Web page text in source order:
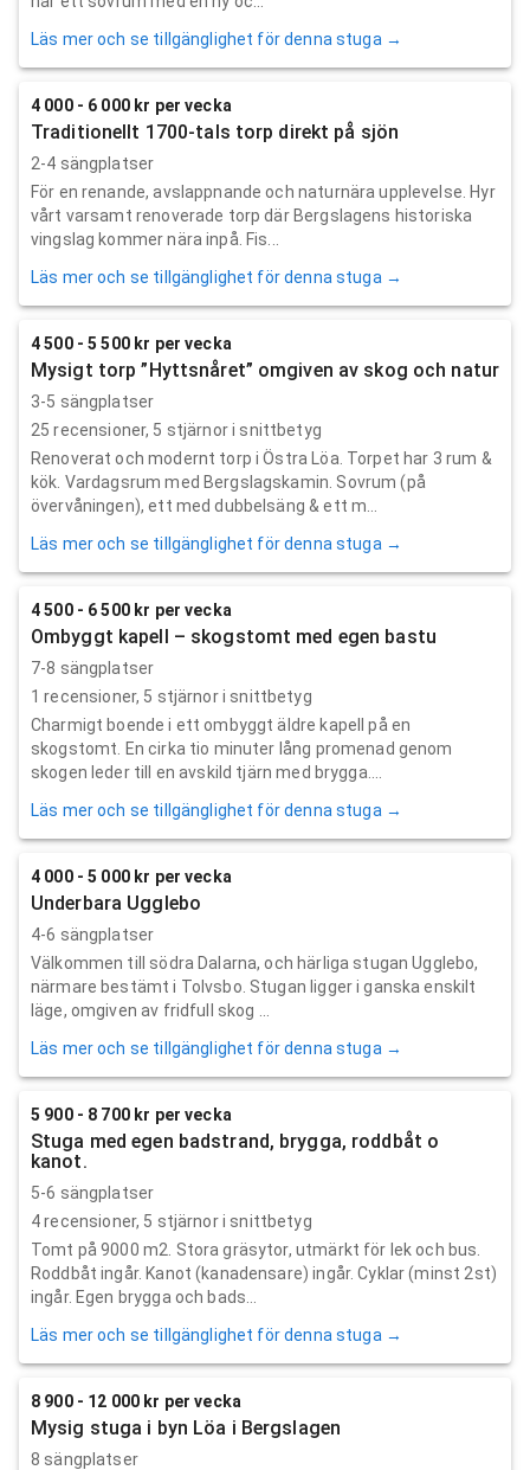
Läs mer och se tillgänglighet för denna stuga →
4 000 - 6 000 kr per vecka
Traditionellt 1700-tals torp direkt på sjön
2-4 sängplatser
För en renande, avslappnande och naturnära upplevelse. Hyr
vårt varsamt renoverade torp där Bergslagens historiska
vingslag kommer nära inpå. Fis...
Läs mer och se tillgänglighet för denna stuga →
4 500 - 5 500 kr per vecka
Mysigt torp ”Hyttsnåret” omgiven av skog och natur
3-5 sängplatser
25 recensioner, 5 stjärnor i snittbetyg
Renoverat och modernt torp i Östra Löa. Torpet har 3 rum &
kök. Vardagsrum med Bergslagskamin. Sovrum (på
övervåningen), ett med dubbelsäng & ett m...
Läs mer och se tillgänglighet för denna stuga →
4 500 - 6 500 kr per vecka
Ombyggt kapell – skogstomt med egen bastu
7-8 sängplatser
1 recensioner, 5 stjärnor i snittbetyg
Charmigt boende i ett ombyggt äldre kapell på en
skogstomt. En cirka tio minuter lång promenad genom
skogen leder till en avskild tjärn med brygga....
Läs mer och se tillgänglighet för denna stuga →
4 000 - 5 000 kr per vecka
Underbara Ugglebo
4-6 sängplatser
Välkommen till södra Dalarna, och härliga stugan Ugglebo,
närmare bestämt i Tolvsbo. Stugan ligger i ganska enskilt
läge, omgiven av fridfull skog ...
Läs mer och se tillgänglighet för denna stuga →
5 900 - 8 700 kr per vecka
Stuga med egen badstrand, brygga, roddbåt o
kanot.
5-6 sängplatser
4recensioner, 5 stjärnor i snittbetyg
Tomt på 9000 m2. Stora gräsytor, utmärkt för lek och bus.
Roddbåt ingår. Kanot (kanadensare) ingår. Cyklar (minst 2st)
ingår. Egen brygga och bads...
Läs mer och se tillgänglighet för denna stuga →
8 900 - 12 000 kr per vecka
Mysig stuga i byn Löa i Bergslagen
8 sängplatser